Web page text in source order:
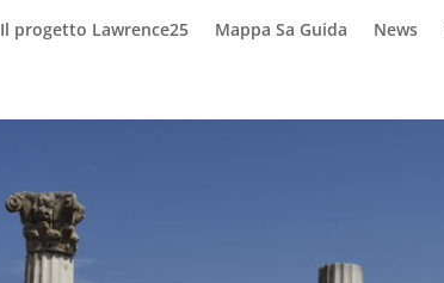
Il progetto Lawrence25 Mappa Sa Guida News